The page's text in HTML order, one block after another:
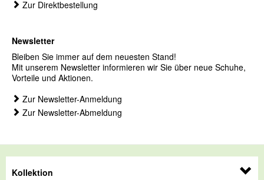
Zur Direktbestellung
Newsletter
Bleiben Sie immer auf dem neuesten Stand!
Mit unserem Newsletter informieren wir Sie über neue Schuhe,
Vorteile und Aktionen.
Zur Newsletter-Anmeldung
Zur Newsletter-Abmeldung
Kollektion